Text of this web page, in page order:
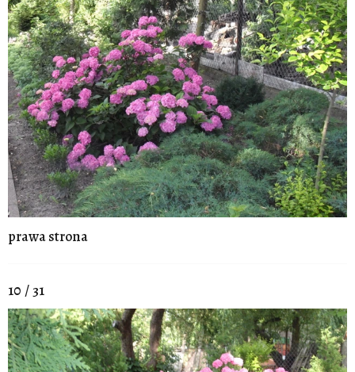
prawa strona
10 / 31